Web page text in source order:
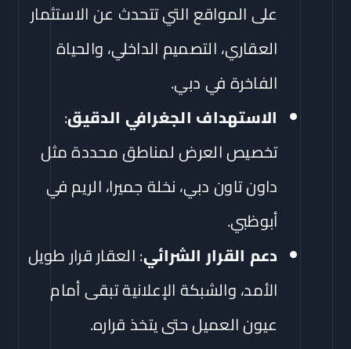
على المواقع التي تتحدث عن الاستثمار
العقاري، التصميم الداخلي، والحياة
الفاخرة في دبي.
الاستهداف الجغرافي الدقيق:
تخصيص العرض لمناطق محددة مثل
داون تاون دبي، نخلة جميرا، الريم في
أبوظبي.
دعم القرار الشرائي: العقار قرار طويل
الأمد، والشبكة الإعلانية تبقى أمام
عيون العميل حتى يتخذ قراره.